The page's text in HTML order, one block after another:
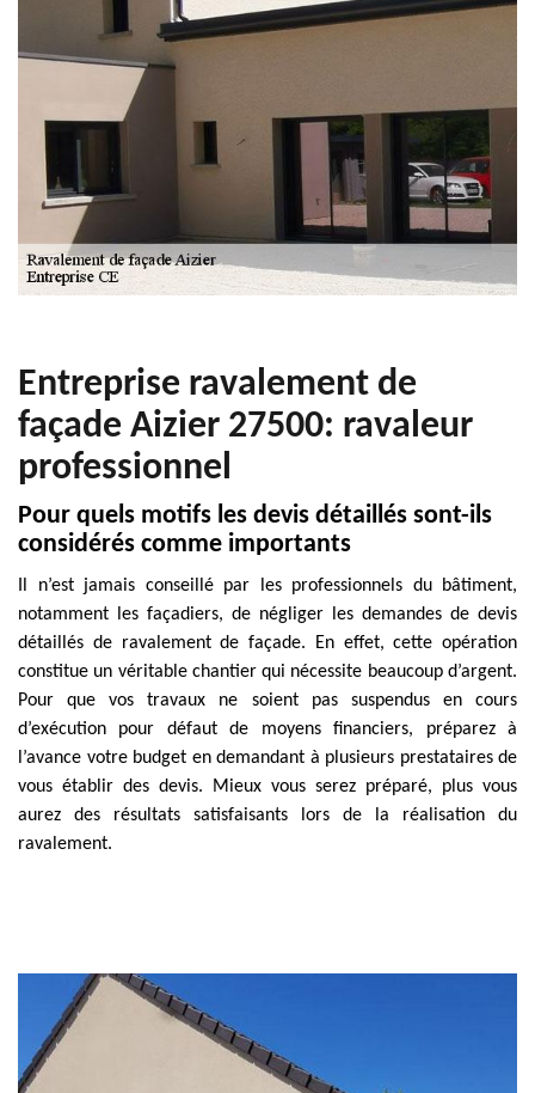
Entreprise ravalement de
façade Aizier 27500: ravaleur
professionnel
Pour quels motifs les devis détaillés sont-ils
considérés comme importants
Il n’est jamais conseillé par les professionnels du bâtiment,
notamment les façadiers, de négliger les demandes de devis
détaillés de ravalement de façade. En effet, cette opération
constitue un véritable chantier qui nécessite beaucoup d’argent.
Pour que vos travaux ne soient pas suspendus en cours
d’exécution pour défaut de moyens financiers, préparez à
l’avance votre budget en demandant à plusieurs prestataires de
vous établir des devis. Mieux vous serez préparé, plus vous
aurez des résultats satisfaisants lors de la réalisation du
ravalement.